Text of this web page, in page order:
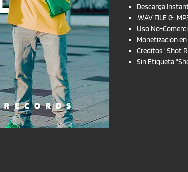
Descarga
.WAV FILE &
Uso No-
Monetizacion
Creditos "Shot
Sin Etiqueta